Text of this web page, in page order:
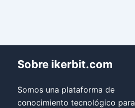
Sobre ikerbit.com
Somos una plataforma de
conocimiento tecnológico para